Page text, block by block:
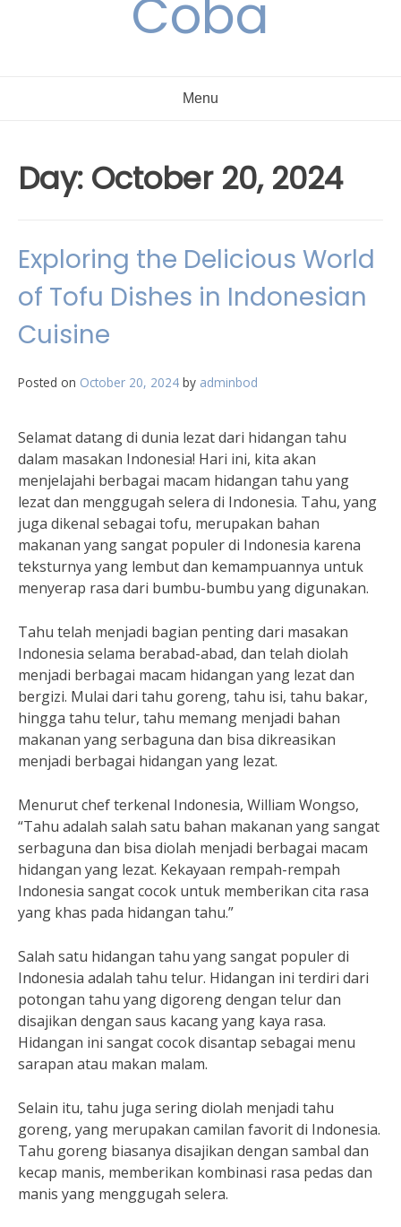
Coba
Menu
Day: October 20, 2024
Exploring the Delicious World
of Tofu Dishes in Indonesian
Cuisine
Posted on October 20, 2024 by adminbod
Selamat datang di dunia lezat dari hidangan tahu
dalam masakan Indonesia! Hari ini, kita akan
menjelajahi berbagai macam hidangan tahu yang
lezat dan menggugah selera di Indonesia. Tahu, yang
juga dikenal sebagai tofu, merupakan bahan
makanan yang sangat populer di Indonesia karena
teksturnya yang lembut dan kemampuannya untuk
menyerap rasa dari bumbu-bumbu yang digunakan.
Tahu telah menjadi bagian penting dari masakan
Indonesia selama berabad-abad, dan telah diolah
menjadi berbagai macam hidangan yang lezat dan
bergizi. Mulai dari tahu goreng, tahu isi, tahu bakar,
hingga tahu telur, tahu memang menjadi bahan
makanan yang serbaguna dan bisa dikreasikan
menjadi berbagai hidangan yang lezat.
Menurut chef terkenal Indonesia, William Wongso,
“Tahu adalah salah satu bahan makanan yang sangat
serbaguna dan bisa diolah menjadi berbagai macam
hidangan yang lezat. Kekayaan rempah-rempah
Indonesia sangat cocok untuk memberikan cita rasa
yang khas pada hidangan tahu.”
Salah satu hidangan tahu yang sangat populer di
Indonesia adalah tahu telur. Hidangan ini terdiri dari
potongan tahu yang digoreng dengan telur dan
disajikan dengan saus kacang yang kaya rasa.
Hidangan ini sangat cocok disantap sebagai menu
sarapan atau makan malam.
Selain itu, tahu juga sering diolah menjadi tahu
goreng, yang merupakan camilan favorit di Indonesia.
Tahu goreng biasanya disajikan dengan sambal dan
kecap manis, memberikan kombinasi rasa pedas dan
manis yang menggugah selera.